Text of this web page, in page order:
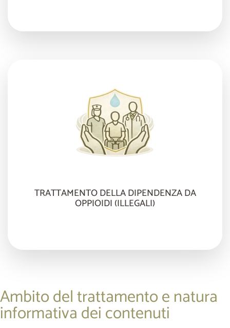
TRATTAMENTO DELLA DIPENDENZA DA
OPPIOIDI (ILLEGALI)
Ambito del trattamento e natura
informativa dei contenuti